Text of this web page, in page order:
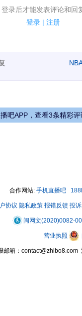
登录后才能发表评论和回
登录 | 注册
了！
吧APP，查看3条精彩评
合作网站: 手机直播吧
协议 隐私政策 报错反馈 投
闽网文(2020)0082-
营业执照
邮箱：